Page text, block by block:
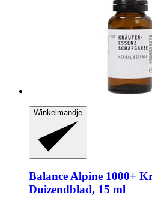
Winkelmandje
Balance Alpine 1000+
Duizendblad, 15 ml